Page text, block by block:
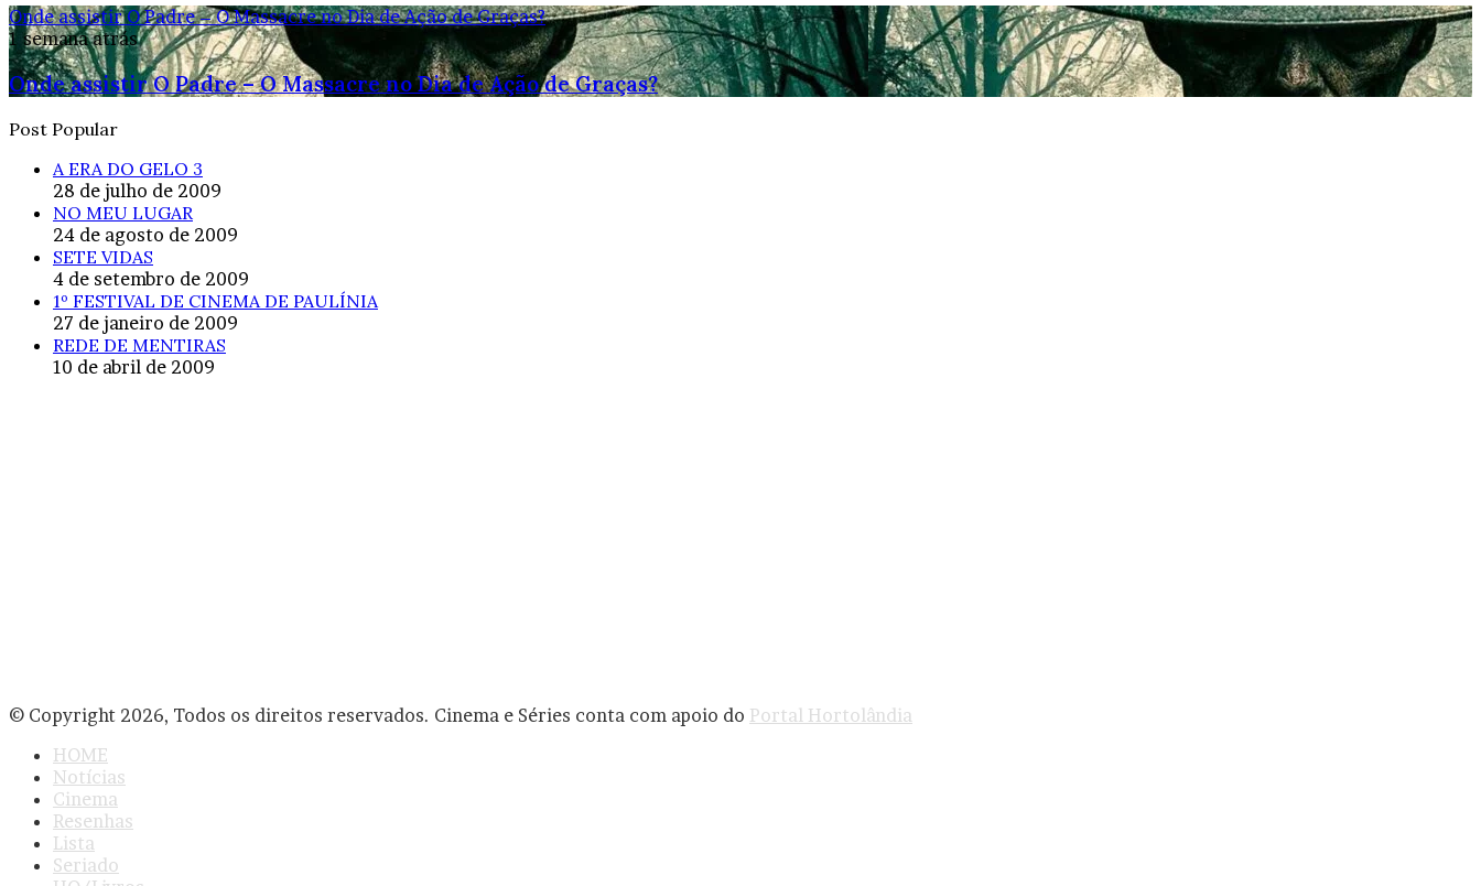
Onde assistir O Padre – O Massacre no Dia de Ação de Graças?
1 semana atrás
Onde assistir O Padre – O Massacre no Dia de Ação de Graças?
Post Popular
A ERA DO GELO 3
28 de julho de 2009
NO MEU LUGAR
24 de agosto de 2009
SETE VIDAS
4 de setembro de 2009
1º FESTIVAL DE CINEMA DE PAULÍNIA
27 de janeiro de 2009
REDE DE MENTIRAS
10 de abril de 2009
© Copyright 2026, Todos os direitos reservados. Cinema e Séries conta com apoio do Portal Hortolândia
HOME
Notícias
Cinema
Resenhas
Lista
Seriado